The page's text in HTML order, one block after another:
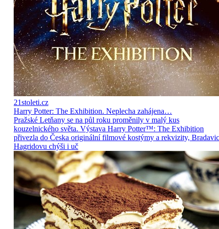
21stoleti.cz
Harry Potter: The Exhibition. Neplecha zahájena…
Pražské Letňany se na půl roku proměnily v malý kus
kouzelnického světa. Výstava Harry Potter™: The Exhibition
přivezla do Česka originální filmové kostýmy a rekvizity,
Hagridovu chýši i uč